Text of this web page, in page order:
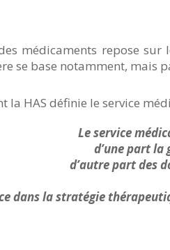
médicaments repose sur
se base notamment, mais
la HAS définie le service
Le service
d’une part
d’autre part des
dans la stratégie